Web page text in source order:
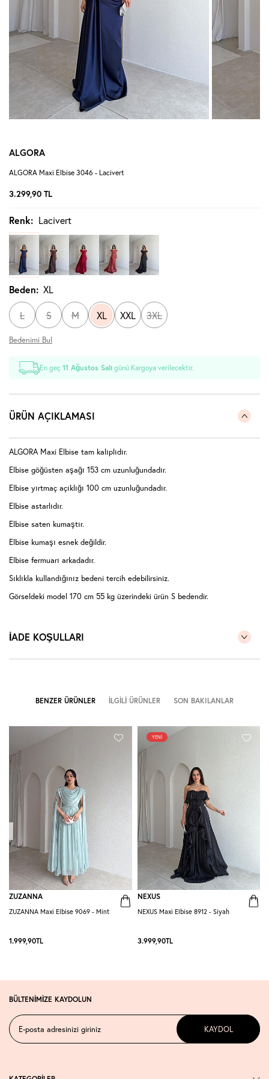
ALGORA
ALGORA Maxi Elbise 3046 - Lacivert
3.299,90 TL
Renk: Lacivert
Beden: XL
L S M XL XXL 3XL
Bedenimi Bul
En geç11 Ağustos Salı günü Kargoya verilecektir.
ÜRÜN AÇIKLAMASI
ALGORA Maxi Elbise tam kalıplıdır.
Elbise göğüsten aşağı 153 cm uzunluğundadır.
Elbise yırtmaç açıklığı 100 cm uzunluğundadır.
Elbise astarlıdır.
Elbise saten kumaştır.
Elbise kumaşı esnek değildir.
Elbise fermuarı arkadadır.
Sıklıkla kullandığınız bedeni tercih edebilirsiniz.
Görseldeki model 170 cm 55 kg üzerindeki ürün S bedendir.
İADE KOŞULLARI
BENZER ÜRÜNLER İLGILI ÜRÜNLER SON BAKILANLAR
ZUZANNA
ZUZANNA Maxi Elbise 9069 - Mint
1.999,90TL
YENI
NEXUS
NEXUS Maxi Elbise 8912 - Siyah
3.999,90TL
BÜLTENİMİZE KAYDOLUN
KAYDOL